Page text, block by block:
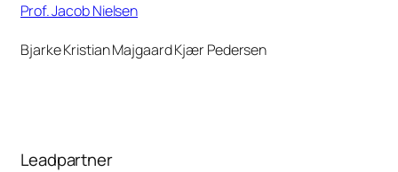
Prof. Jacob Nielsen
Bjarke Kristian Majgaard Kjær Pedersen
Leadpartner